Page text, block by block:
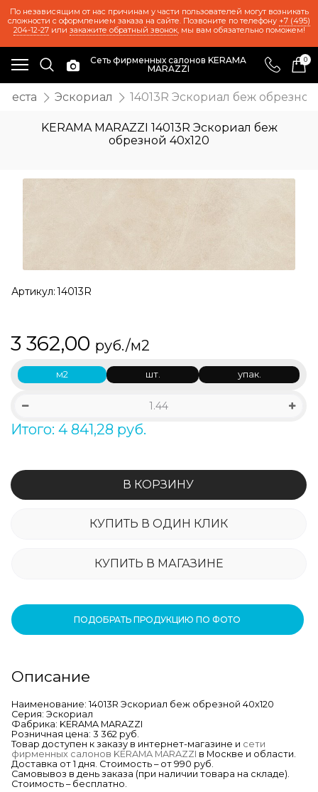
По независящим от нас причинам у части пользователей могут возникать
сложности с оформлением заказа на сайте. Позвоните по телефону +7 (495)
204-12-27или закажите обратный звонок, мы вам обязательно поможем!
Сеть фирменных салонов KERAMA
MARAZZI
0
Эскориал 14013R Эскориал беж обрезной
KERAMA MARAZZI 14013R Эскориал беж
обрезной 40х120
Артикул: 14013R
3 362,00 руб./м2
м2 шт. упак.
Итого: 4 841,28 руб.
В КОРЗИНУ
КУПИТЬ В ОДИН КЛИК
КУПИТЬ В МАГАЗИНЕ
ПОДОБРАТЬ ПРОДУКЦИЮ ПО ФОТО
Описание
Наименование: 14013R Эскориал беж обрезной 40х120
Серия: Эскориал
Фабрика: KERAMA MARAZZI
Розничная цена: 3 362 руб.
Товар доступен к заказу в интернет-магазине и сети
фирменных салонов KERAMA MARAZZI в Москве и области.
Доставка от 1 дня. Стоимость – от 990 руб.
Самовывоз в день заказа (при наличии товара на складе).
Стоимость – бесплатно.